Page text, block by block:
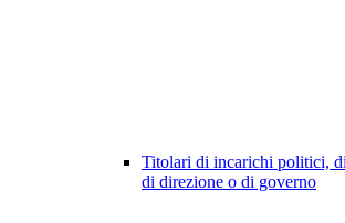
Titolari di incarichi politici,
di direzione o di governo